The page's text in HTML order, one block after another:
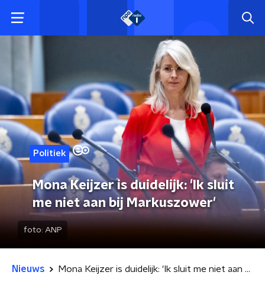
Politiek
Mona Keijzer is duidelijk: 'Ik sluit
me niet aan bij Markuszower'
foto: ANP
Nieuws Mona Keijzer is duidelijk: 'Ik sluit me niet aan bij Markuszower'